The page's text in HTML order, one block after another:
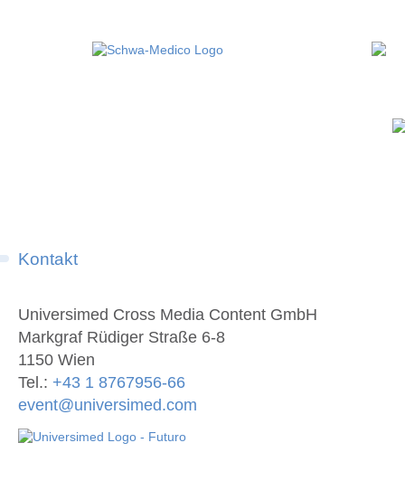
Kontakt
Universimed Cross Media Content GmbH
Markgraf Rüdiger Straße 6-8
1150 Wien
Tel.: +43 1 8767956-66
event@universimed.com